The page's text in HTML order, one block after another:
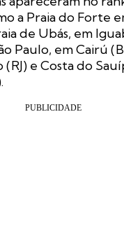
a Praia do Forte
de Ubás, em
Paulo, em Cairú
(RJ) e Costa do